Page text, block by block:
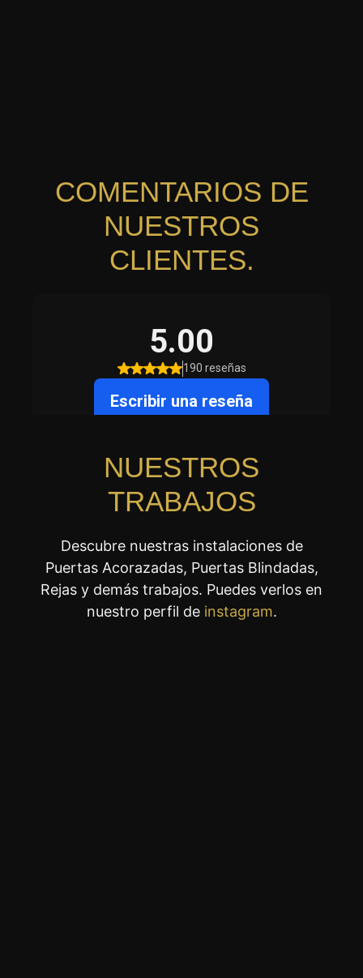
COMENTARIOS DE
NUESTROS
CLIENTES.
NUESTROS
TRABAJOS
Descubre nuestras instalaciones de
Puertas Acorazadas, Puertas Blindadas,
Rejas y demás trabajos. Puedes verlos en
nuestro perfil de instagram.